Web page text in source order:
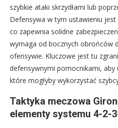
szybkie ataki skrzydłami lub
Defensywa w tym ustawieniu
co zapewnia solidne
wymaga od bocznych obrońców
ofensywie. Kluczowe jest tu
defensywnymi pomocnikami, aby
które mogłyby wykorzystać
Taktyka meczowa
elementy systemu 4-2-